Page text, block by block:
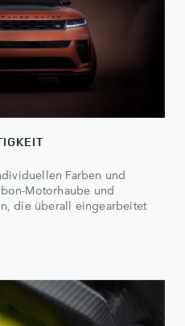
Farben und
Motorhaube und
die überall eingearbeitet